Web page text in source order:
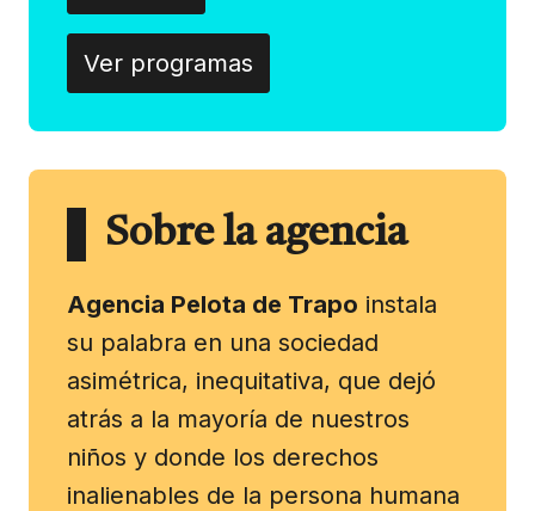
Ver programas
Sobre la agencia
Agencia Pelota de Trapo instala
su palabra en una sociedad
asimétrica, inequitativa, que dejó
atrás a la mayoría de nuestros
niños y donde los derechos
inalienables de la persona humana